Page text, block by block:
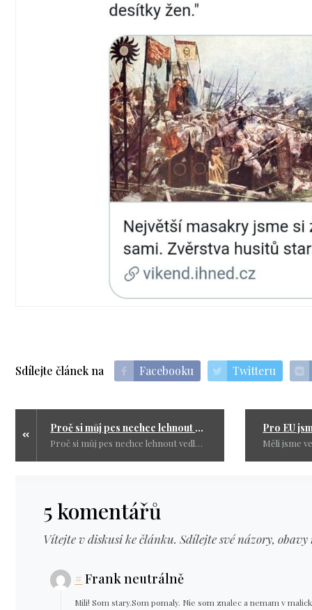
Sdílejte článek na Facebooku Twitteru
Proč si můj pes nechce lehnout vedle očkovaného člověka
Proč si můj pes nechce lehnout vedle očkovaného člověka? To fakt nevím, ale věřím mu. Má dokonalý čich a určitě ví co dělá.
5 komentářů
Vítejte v diskusi ke článku. Sdílejte své názory,
#Frank neutrálně
Mili! Som stary.Som pomaly. Nie som znalec a nemam v